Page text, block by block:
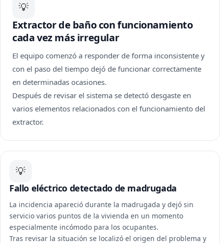
💡
Extractor de baño con funcionamiento
cada vez más irregular
El equipo comenzó a responder de forma inconsistente y
con el paso del tiempo dejó de funcionar correctamente
en determinadas ocasiones.
Después de revisar el sistema se detectó desgaste en
varios elementos relacionados con el funcionamiento del
extractor.
💡
Fallo eléctrico detectado de madrugada
La incidencia apareció durante la madrugada y dejó sin
servicio varios puntos de la vivienda en un momento
especialmente incómodo para los ocupantes.
Tras revisar la situación se localizó el origen del problema y